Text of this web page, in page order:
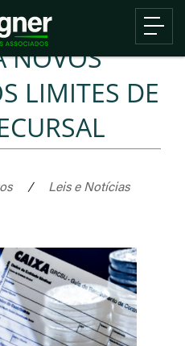
NOVOS
LIMITES DE
/
Leis e Notícias